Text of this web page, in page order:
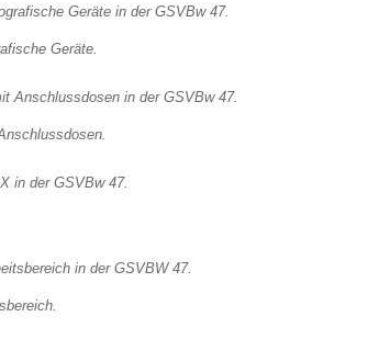
Geräte.